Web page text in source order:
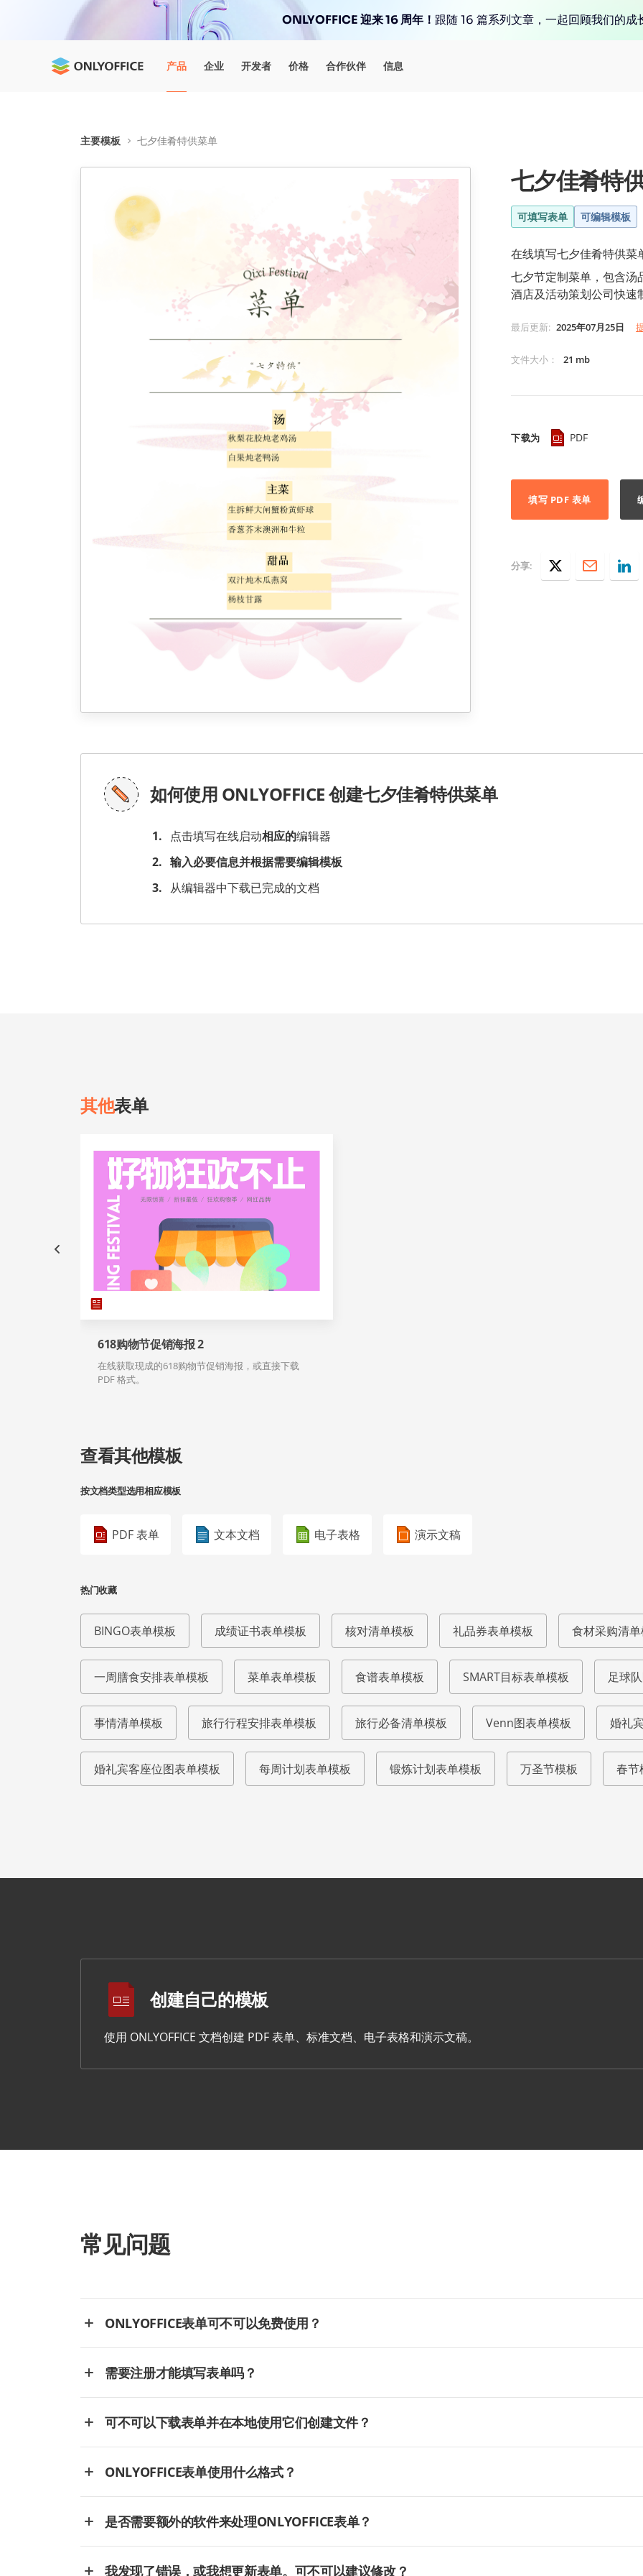
ONLYOFFICE 迎来 16 周年！ 跟随 16 篇系列文章，一起回顾我们的成
产品 企业 开发者 价格 合作伙伴 信息
主要模板 七夕佳肴特供菜单
七夕佳肴特
可填写表单 可编辑模板
在线填写七夕佳肴特供菜
七夕节定制菜单，包含汤
酒店及活动策划公司快速
最后更新: 2025年07月25日
文件大小 ： 21 mb
下载为 PDF
填写 PDF 表单
分享:
如何使用 ONLYOFFICE 创建七夕佳肴特供菜单
点击填写在线启动相应的编辑器
输入必要信息并根据需要编辑模板
从编辑器中下载已完成的文档
其他表单
618购物节促销海报 2
在线获取现成的618购物节促销海报，或直接下载
PDF 格式。
查看其他模板
按文档类型选用相应模板
PDF 表单 文本文档 电子表格 演示文稿
热门收藏
BINGO表单模板 成绩证书表单模板 核对清单模板 礼品券表单模板 食材采购清
一周膳食安排表单模板 菜单表单模板 食谱表单模板 SMART目标表单模板 足球
事情清单模板 旅行行程安排表单模板 旅行必备清单模板 Venn图表单模板 婚礼
婚礼宾客座位图表单模板 每周计划表单模板 锻炼计划表单模板 万圣节模板 春节
创建自己的模板
使用 ONLYOFFICE 文档创建 PDF 表单、标准文档、电子表格和演示文稿。
常见问题
ONLYOFFICE表单可不可以免费使用？
需要注册才能填写表单吗？
可不可以下载表单并在本地使用它们创建文件？
ONLYOFFICE表单使用什么格式？
是否需要额外的软件来处理ONLYOFFICE表单？
我发现了错误，或我想更新表单。可不可以建议修改？